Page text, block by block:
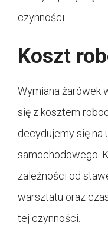
czynności.
Koszt
Wymiana żarówek
się z kosztem
decydujemy się na
samochodowego.
zależności od
warsztatu oraz
tej czynności.